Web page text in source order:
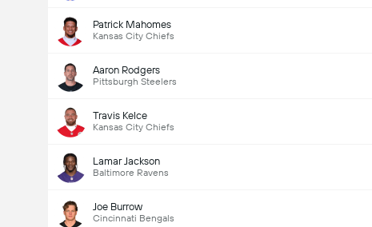
Patrick Mahomes
Kansas City Chiefs
Aaron Rodgers
Pittsburgh Steelers
Travis Kelce
Kansas City Chiefs
Lamar Jackson
Baltimore Ravens
Joe Burrow
Cincinnati Bengals